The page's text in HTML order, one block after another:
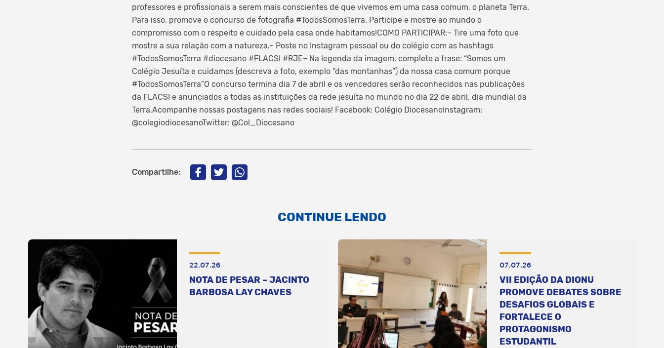
professores e profissionais a serem mais conscientes de que vivemos em uma casa comum, o planeta Terra.
Para isso, promove o concurso de fotografia #TodosSomosTerra. Participe e mostre ao mundo o
compromisso com o respeito e cuidado pela casa onde habitamos!COMO PARTICIPAR:– Tire uma foto que
mostre a sua relação com a natureza.– Poste no Instagram pessoal ou do colégio com as hashtags
#TodosSomosTerra #diocesano #FLACSI #RJE– Na legenda da imagem, complete a frase: “Somos um
Colégio Jesuíta e cuidamos (descreva a foto, exemplo “das montanhas”) da nossa casa comum porque
#TodosSomosTerra”O concurso termina dia 7 de abril e os vencedores serão reconhecidos nas publicações
da FLACSI e anunciados a todas as instituições da rede jesuíta no mundo no dia 22 de abril, dia mundial da
Terra.Acompanhe nossas postagens nas redes sociais! Facebook: Colégio DiocesanoInstagram:
@colegiodiocesanoTwitter: @Col_Diocesano
Compartilhe:
CONTINUE LENDO
22.07.26
NOTA DE PESAR – JACINTO
BARBOSA LAY CHAVES
07.07.26
VII EDIÇÃO DA DIONU
PROMOVE DEBATES SOBRE
DESAFIOS GLOBAIS E
FORTALECE O
PROTAGONISMO
ESTUDANTIL